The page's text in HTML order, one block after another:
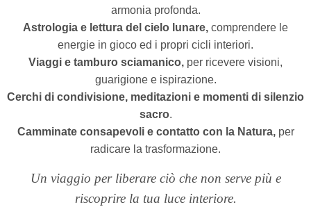
armonia profonda.
Astrologia e lettura del cielo lunare, comprendere le
energie in gioco ed i propri cicli interiori.
Viaggi e tamburo sciamanico, per ricevere visioni,
guarigione e ispirazione.
Cerchi di condivisione, meditazioni e momenti di silenzio
sacro.
Camminate consapevoli e contatto con la Natura, per
radicare la trasformazione.
Un viaggio per liberare ciò che non serve più e
riscoprire la tua luce interiore.